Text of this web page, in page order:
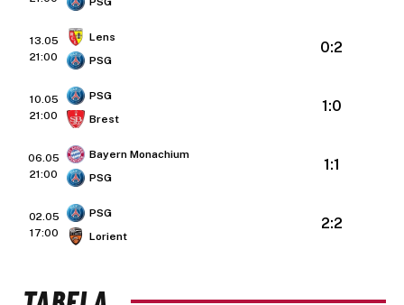
13.05
21:00
Lens
PSG
0:2
10.05
21:00
PSG
Brest
1:0
06.05
21:00
Bayern Monachium
PSG
1:1
02.05
17:00
PSG
Lorient
2:2